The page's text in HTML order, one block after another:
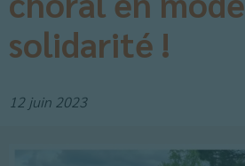
solidarité !
12 juin 2023